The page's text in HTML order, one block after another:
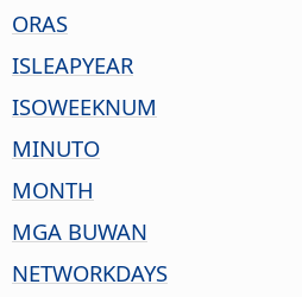
ORAS
ISLEAPYEAR
ISOWEEKNUM
MINUTO
MONTH
MGA BUWAN
NETWORKDAYS